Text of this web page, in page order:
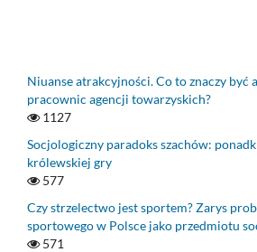
Niuanse atrakcyjności. Co to znaczy być
pracownic agencji towarzyskich?
1127
Socjologiczny paradoks szachów:
królewskiej gry
577
Czy strzelectwo jest sportem? Zarys
sportowego w Polsce jako przedmiotu
571